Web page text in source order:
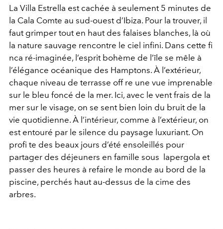
La Villa Estrella est cachée à seulement 5 minutes de
la Cala Comte au sud-ouest d’Ibiza. Pour la trouver, il
faut grimper tout en haut des falaises blanches, là où
la nature sauvage rencontre le ciel infini. Dans cette fi
nca ré-imaginée, l’esprit bohème de l’île se mêle à
l’élégance océanique des Hamptons. À l’extérieur,
chaque niveau de terrasse off re une vue imprenable
sur le bleu foncé de la mer. Ici, avec le vent frais de la
mer sur le visage, on se sent bien loin du bruit de la
vie quotidienne. À l’intérieur, comme à l’extérieur, on
est entouré par le silence du paysage luxuriant. On
profi te des beaux jours d’été ensoleillés pour
partager des déjeuners en famille sous lapergola et
passer des heures à refaire le monde au bord de la
piscine, perchés haut au-dessus de la cime des
arbres.